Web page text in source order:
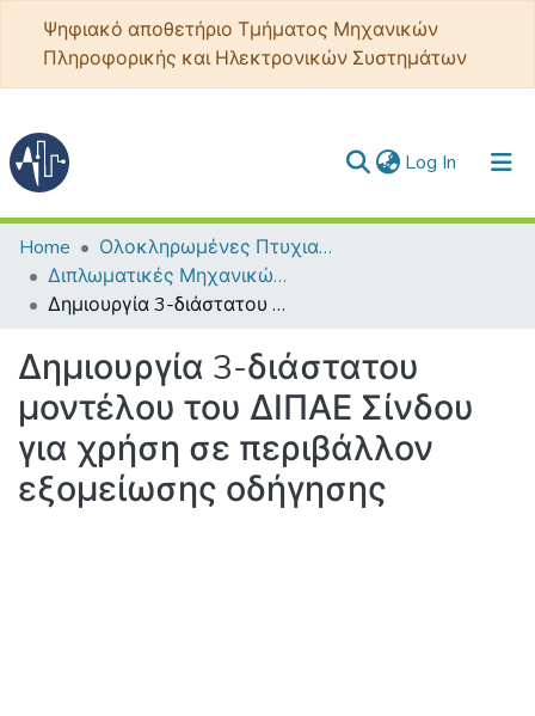
Ψηφιακό αποθετήριο Τμήματος Μηχανικών
Πληροφορικής και Ηλεκτρονικών Συστημάτων
Log In (current)
Communities & Collections
All of DSpace
Home
Ολοκληρωμένες Πτυχιακές - Διπλωματικές
Διπλωματικές Μηχανικών Πληροφορικής και Ηλεκτρονικών Συστημάτων
Δημιουργία 3-διάστατου μοντέλου του ΔΙΠΑΕ Σίνδου για χρήση σε περιβάλλον εξομείωσης οδήγησης
Δημιουργία 3-διάστατου
μοντέλου του ΔΙΠΑΕ Σίνδου
για χρήση σε περιβάλλον
εξομείωσης οδήγησης